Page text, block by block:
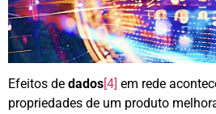
Efeitos de dados[4] em rede
propriedades de um produto